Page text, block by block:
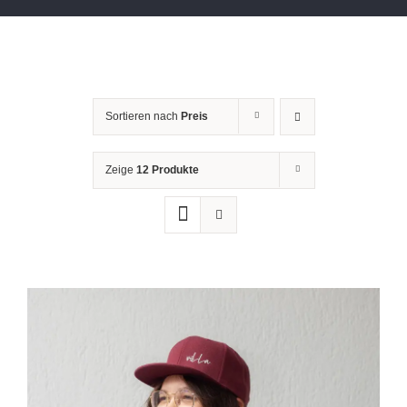
Sortieren nach Preis
Zeige 12 Produkte